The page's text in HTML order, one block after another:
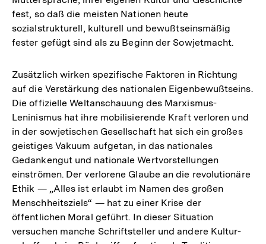
fest, so daß die meisten Nationen heute
sozialstrukturell, kulturell und bewußtseinsmäßig
fester gefügt sind als zu Beginn der Sowjetmacht.
Zusätzlich wirken spezifische Faktoren in Richtung
auf die Verstärkung des nationalen Eigenbewußtseins.
Die offizielle Weltanschauung des Marxismus-
Leninismus hat ihre mobilisierende Kraft verloren und
in der sowjetischen Gesellschaft hat sich ein großes
geistiges Vakuum aufgetan, in das nationales
Gedankengut und nationale Wertvorstellungen
einströmen. Der verlorene Glaube an die revolutionäre
Ethik — „Alles ist erlaubt im Namen des großen
Menschheitsziels“ — hat zu einer Krise der
öffentlichen Moral geführt. In dieser Situation
versuchen manche Schriftsteller und andere Kultur-